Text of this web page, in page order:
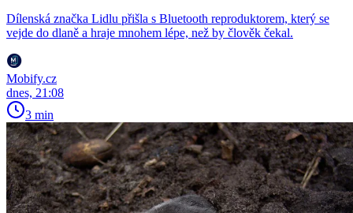
Dílenská značka Lidlu přišla s Bluetooth reproduktorem, který se
vejde do dlaně a hraje mnohem lépe, než by člověk čekal.
Mobify.cz
dnes, 21:08
3 min